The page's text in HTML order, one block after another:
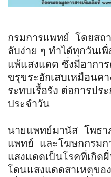
กรมการแพทย์ โดยสถ
ลับง่าย ๆ ทำได้ทุกวันเ
แพ้แสงแดด ซึ่งมีอากา
ขรุขระอักเสบเหมือนค
ระทบเรื้อรัง ต่อการปร
ประจำวัน
นายแพทย์มานัส โพธา
แพทย์ และโฆษกกรมก
แสงแดดเป็นโรคที่เกิด
โดนแสงแดดสาเหตุขอ